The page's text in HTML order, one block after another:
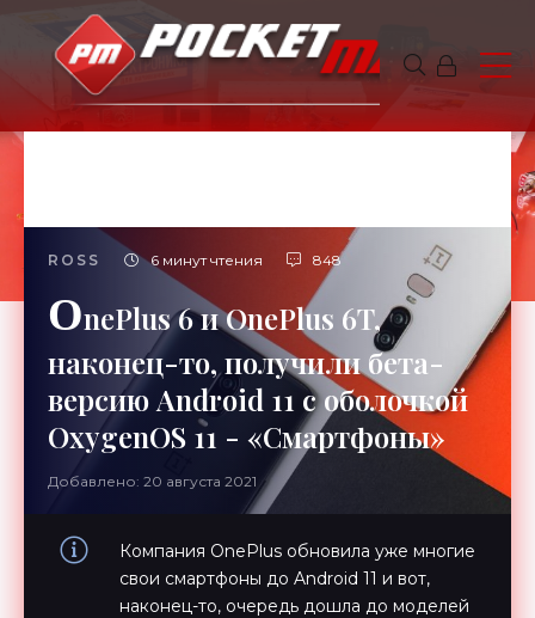
ROSS 6 минут чтения 848
OnePlus 6 и OnePlus 6T,
наконец-то, получили бета-
версию Android 11 с оболочкой
OxygenOS 11 - «Смартфоны»
Добавлено: 20 августа 2021
Компания OnePlus обновила уже многие
свои смартфоны до Android 11 и вот,
наконец-то, очередь дошла до моделей